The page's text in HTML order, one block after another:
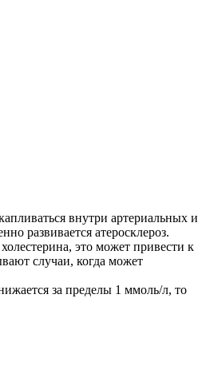
внутри артериальных и
развивается атеросклероз.
это может привести к
случаи, когда может
за пределы 1 ммоль/л, то